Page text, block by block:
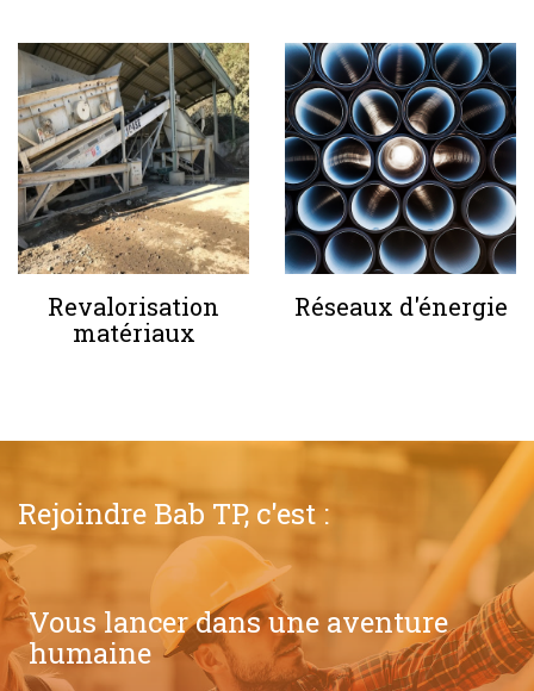
Revalorisation
matériaux
Réseaux d'énergie
Rejoindre Bab TP, c'est :
Vous lancer dans une aventure
humaine